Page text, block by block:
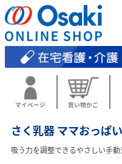
マイページ 買い物かご
さく乳器 ママおっぱ
吸う力を調整できるやさしい手